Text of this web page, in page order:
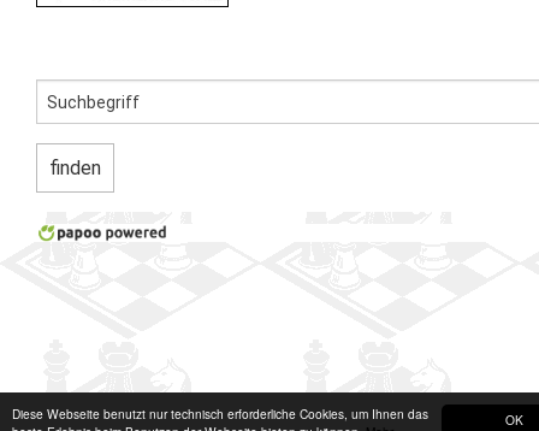
OK
Diese Webseite benutzt nur technisch erforderliche Cookies, um Ihnen das